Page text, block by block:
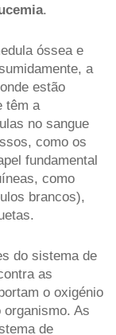
.
óssea e
a
estão
têm a
no sangue
como os
fundamental
como
brancos),
do sistema de
as
o oxigénio
As
de